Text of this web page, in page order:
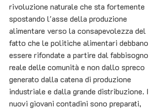
rivoluzione naturale che sta fortemente
spostando l'asse della produzione
alimentare verso la consapevolezza del
fatto che le politiche alimentari debbano
essere rifondate a partire dal fabbisogno
reale delle comunità e non dallo spreco
generato dalla catena di produzione
industriale e dalla grande distribuzione. I
nuovi giovani contadini sono preparati,